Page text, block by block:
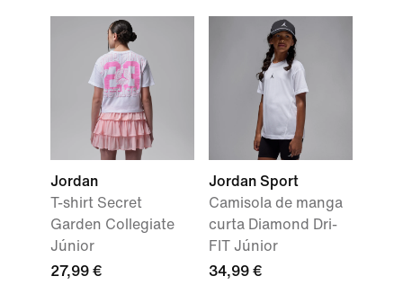
Jordan
T-shirt Secret
Garden Collegiate
Júnior
27,99 €
Jordan Sport
Camisola de manga
curta Diamond Dri-
FIT Júnior
34,99 €